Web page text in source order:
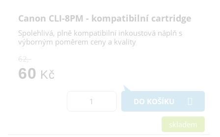
Canon CLI-8PM - kompatibilní cartridge
Spolehlivá, plně kompatibilní inkoustová náplň s
výborným poměrem ceny a kvality
62,-
60 Kč
DO KOŠÍKU
skladem